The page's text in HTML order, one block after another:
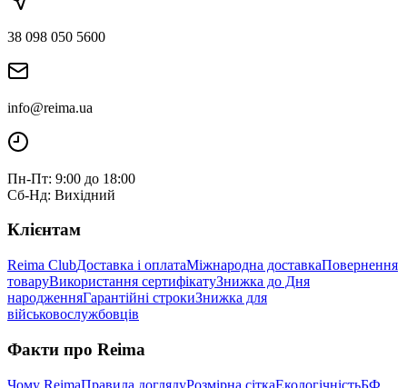
38 098 050 5600
info@reima.ua
Пн-Пт: 9:00 до 18:00
Сб-Нд: Вихідний
Клієнтам
Reima ClubДоставка і оплатаМіжнародна доставкаПовернення
товаруВикористання сертифікатуЗнижка до Дня
народженняГарантійні строкиЗнижка для
військовослужбовців
Факти про Reima
Чому ReimaПравила доглядуРозмірна сіткаЕкологічністьБФ